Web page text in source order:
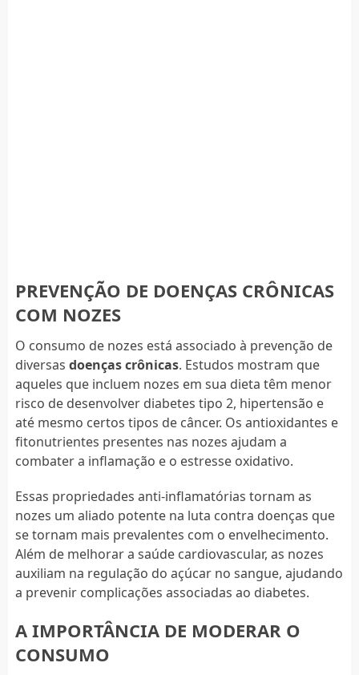
PREVENÇÃO DE DOENÇAS CRÔNICAS
COM NOZES
O consumo de nozes está associado à prevenção de
diversas doenças crônicas. Estudos mostram que
aqueles que incluem nozes em sua dieta têm menor
risco de desenvolver diabetes tipo 2, hipertensão e
até mesmo certos tipos de câncer. Os antioxidantes e
fitonutrientes presentes nas nozes ajudam a
combater a inflamação e o estresse oxidativo.
Essas propriedades anti-inflamatórias tornam as
nozes um aliado potente na luta contra doenças que
se tornam mais prevalentes com o envelhecimento.
Além de melhorar a saúde cardiovascular, as nozes
auxiliam na regulação do açúcar no sangue, ajudando
a prevenir complicações associadas ao diabetes.
A IMPORTÂNCIA DE MODERAR O
CONSUMO